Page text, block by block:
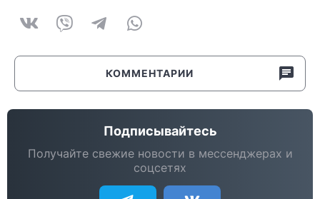
КОММЕНТАРИИ
Подписывайтесь
Получайте свежие новости в мессенджерах и
соцсетях